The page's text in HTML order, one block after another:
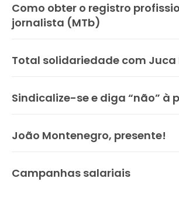
Como obter o registro
jornalista (MTb)
Total solidariedade com Juca
Sindicalize-se e diga “não” à
João Montenegro, presente!
Campanhas salariais